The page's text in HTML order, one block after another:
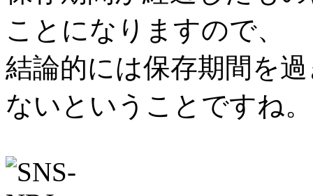
ことになりますので、
結論的には保存期間を
ないということですね。